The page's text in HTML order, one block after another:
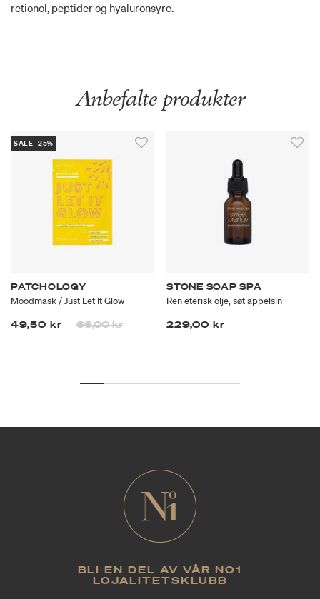
retionol, peptider og hyaluronsyre.
Anbefalte produkter
SALE -25%
PATCHOLOGY
Moodmask / Just Let It Glow
49,50 kr
Prisen er nedsatt fra
66,00 krtil
STONE SOAP SPA
Ren eterisk olje, søt appelsin
229,00 kr
BLI EN DEL AV VÅR NO1
LOJALITETSKLUBB